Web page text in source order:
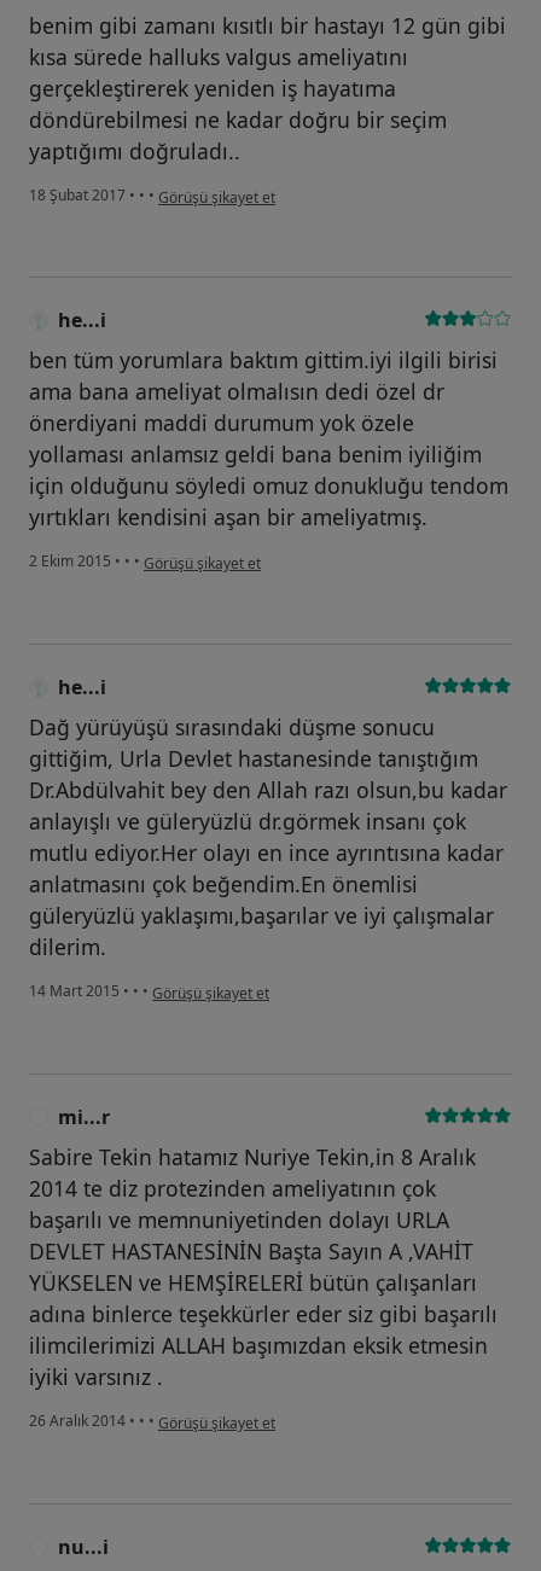
benim gibi zamanı kısıtlı bir hastayı 12 gün gibi
kısa sürede halluks valgus ameliyatını
gerçekleştirerek yeniden iş hayatıma
döndürebilmesi ne kadar doğru bir seçim
yaptığımı doğruladı..
18 Şubat 2017 • • • kullanıcının görüşüne göre he...i
Görüşü şikayet et
he...i
ben tüm yorumlara baktım gittim.iyi ilgili birisi
ama bana ameliyat olmalısın dedi özel dr
önerdiyani maddi durumum yok özele
yollaması anlamsız geldi bana benim iyiliğim
için olduğunu söyledi omuz donukluğu tendom
yırtıkları kendisini aşan bir ameliyatmış.
2 Ekim 2015 • • • kullanıcının görüşüne göre he...i
Görüşü şikayet et
he...i
Dağ yürüyüşü sırasındaki düşme sonucu
gittiğim, Urla Devlet hastanesinde tanıştığım
Dr.Abdülvahit bey den Allah razı olsun,bu kadar
anlayışlı ve güleryüzlü dr.görmek insanı çok
mutlu ediyor.Her olayı en ince ayrıntısına kadar
anlatmasını çok beğendim.En önemlisi
güleryüzlü yaklaşımı,başarılar ve iyi çalışmalar
dilerim.
14 Mart 2015 • • • kullanıcının görüşüne göre he...i
Görüşü şikayet et
mi...r
Sabire Tekin hatamız Nuriye Tekin,in 8 Aralık
2014 te diz protezinden ameliyatının çok
başarılı ve memnuniyetinden dolayı URLA
DEVLET HASTANESİNİN Başta Sayın A ,VAHİT
YÜKSELEN ve HEMŞİRELERİ bütün çalışanları
adına binlerce teşekkürler eder siz gibi başarılı
ilimcilerimizi ALLAH başımızdan eksik etmesin
iyiki varsınız .
26 Aralık 2014 • • • kullanıcının görüşüne göre mi...r
Görüşü şikayet et
nu...i